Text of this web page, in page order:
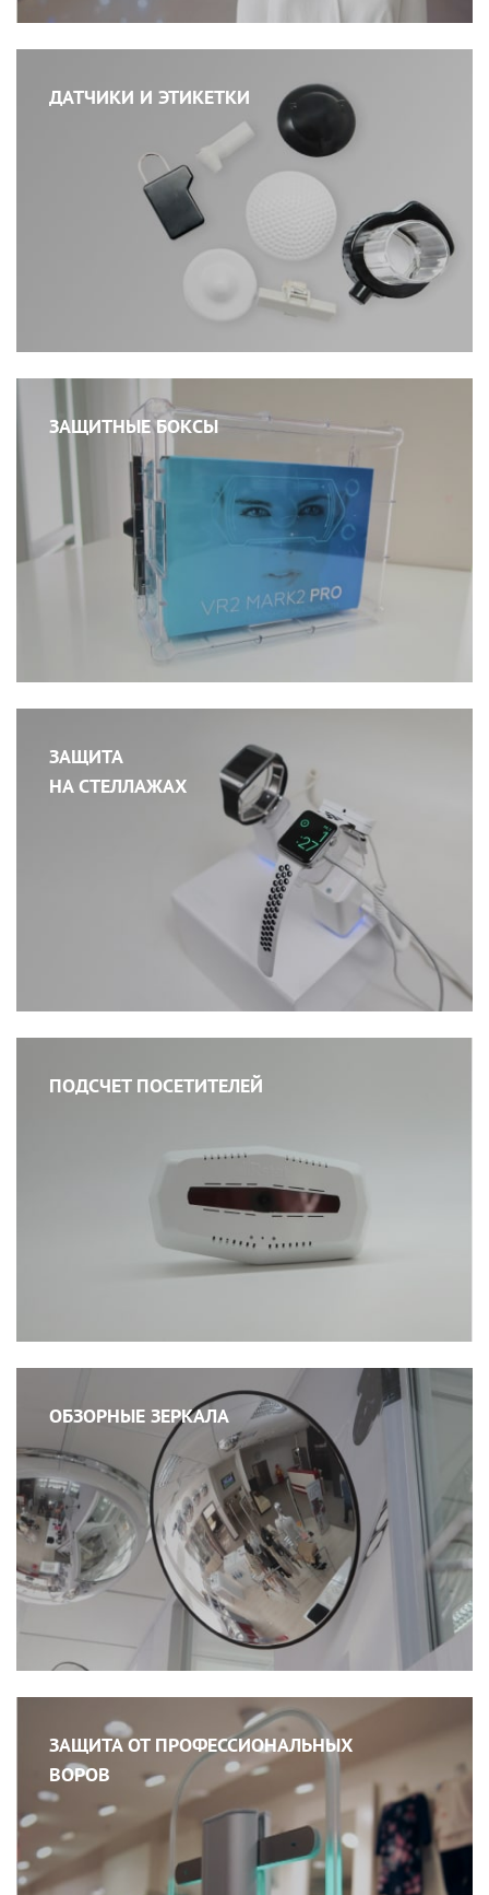
ДАТЧИКИ И ЭТИКЕТКИ
ЗАЩИТНЫЕ БОКСЫ
ЗАЩИТА
НА СТЕЛЛАЖАХ
ПОДСЧЕТ ПОСЕТИТЕЛЕЙ
ОБЗОРНЫЕ ЗЕРКАЛА
ЗАЩИТА ОТ ПРОФЕССИОНАЛЬНЫХ
ВОРОВ